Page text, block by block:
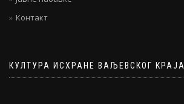
Контакт
КУЛТУРА ИСХРАНЕ ВАЉЕВСКОГ КРАЈА